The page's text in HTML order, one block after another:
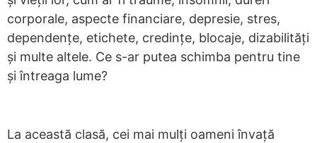
corporale, aspecte financiare, depresie, stres,
dependențe, etichete, credințe, blocaje, dizabilități
și multe altele. Ce s-ar putea schimba pentru tine
și întreaga lume?
La această clasă, cei mai mulți oameni învață